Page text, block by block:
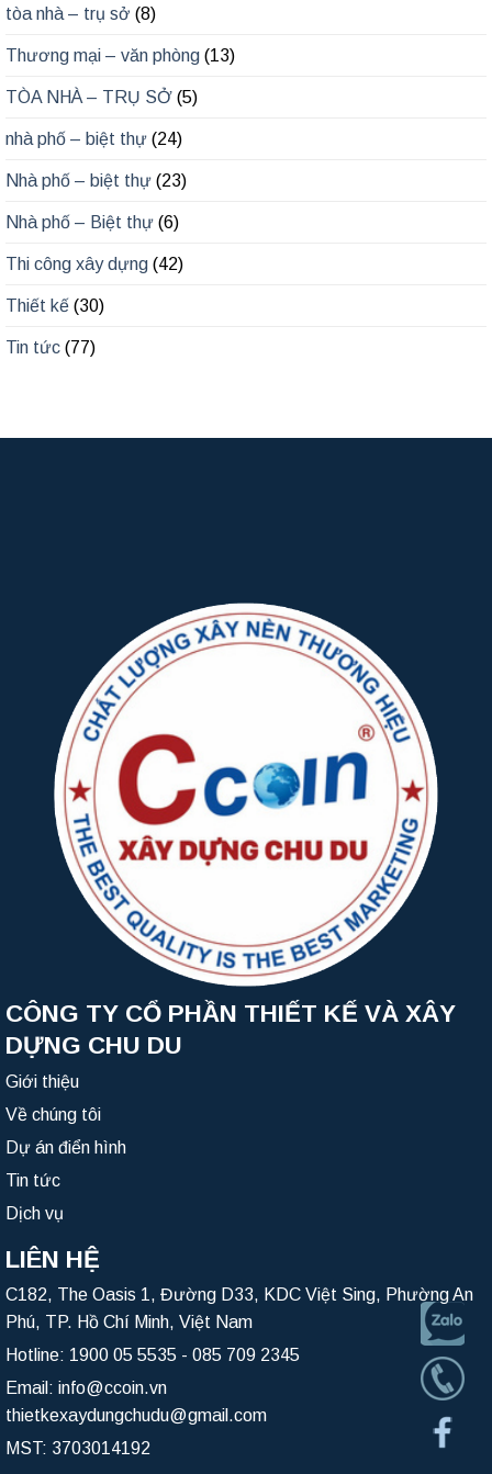
tòa nhà – trụ sở (8)
Thương mại – văn phòng (13)
TÒA NHÀ – TRỤ SỞ (5)
nhà phố – biệt thự (24)
Nhà phố – biệt thự (23)
Nhà phố – Biệt thự (6)
Thi công xây dựng (42)
Thiết kế (30)
Tin tức (77)
CÔNG TY CỔ PHẦN THIẾT KẾ VÀ XÂY
DỰNG CHU DU
Giới thiệu
Về chúng tôi
Dự án điển hình
Tin tức
Dịch vụ
LIÊN HỆ
C182, The Oasis 1, Đường D33, KDC Việt Sing, Phường An
Phú, TP. Hồ Chí Minh, Việt Nam
Hotline: 1900 05 5535 - 085 709 2345
Email: info@ccoin.vn
thietkexaydungchudu@gmail.com
MST: 3703014192